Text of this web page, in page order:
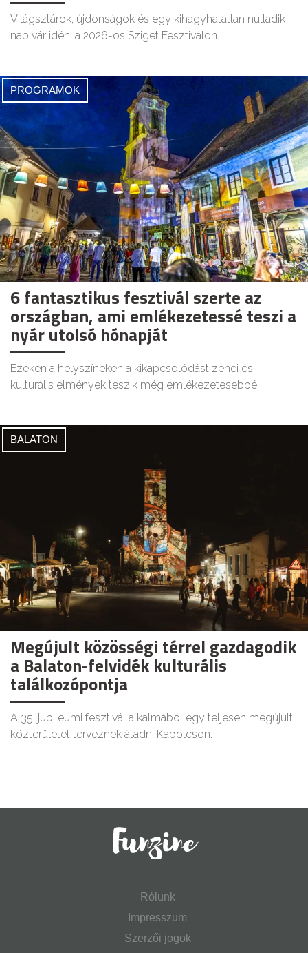
Világsztárok, újdonságok és egy kihagyhatatlan nulladik
nap vár idén, a 2026-os Sziget Fesztiválon.
PROGRAMOK
6 fantasztikus fesztivál szerte az
országban, ami emlékezetessé teszi a
nyár utolsó hónapját
Ezeken a helyszíneken a kikapcsolódást zenei és
kulturális élmények teszik még emlékezetesebbé.
BALATON
Megújult közösségi térrel gazdagodik
a Balaton-felvidék kulturális
találkozópontja
A 35. jubileumi fesztivál alkalmából egy teljesen megújult
közterületet terveznek átadni Kapolcson.
Rólunk
Impresszum
Szerzői jogok